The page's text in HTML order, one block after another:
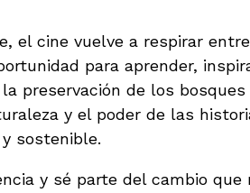
el cine vuelve a respirar
para aprender,
preservación de los bosques
y el poder de las
sostenible.
y sé parte del cambio que